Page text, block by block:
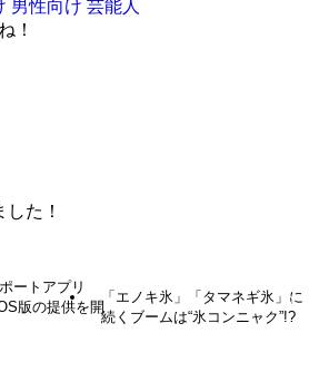
男性向け 芸能人
！
た！
ートアプリ
版の提供を開
「エノキ氷」「タマネギ氷」に
続くブームは“氷コンニャク”!?